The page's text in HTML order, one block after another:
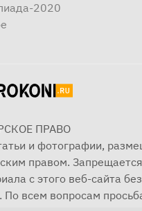
2020
ПРАВО
и фотографии,
правом.
с этого веб-сайта
По всем вопросам